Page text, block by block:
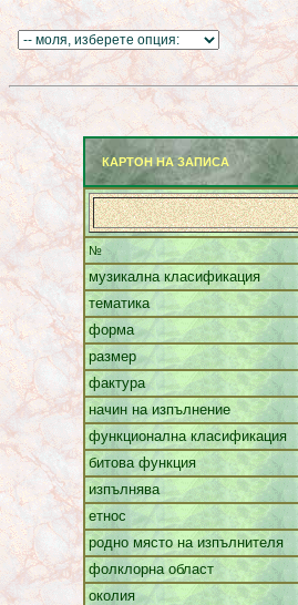
КАРТОН НА ЗАПИСА
№
музикална класификация
тематика
форма
размер
фактура
начин на изпълнение
функционална класификация
битова функция
изпълнява
етнос
родно място на изпълнителя
фолклорна област
околия